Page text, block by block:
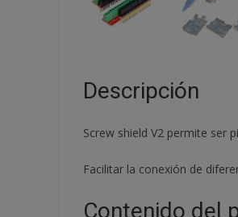
Descripción
Screw shield V2 permite ser
Facilitar la conexión de
Contenido del